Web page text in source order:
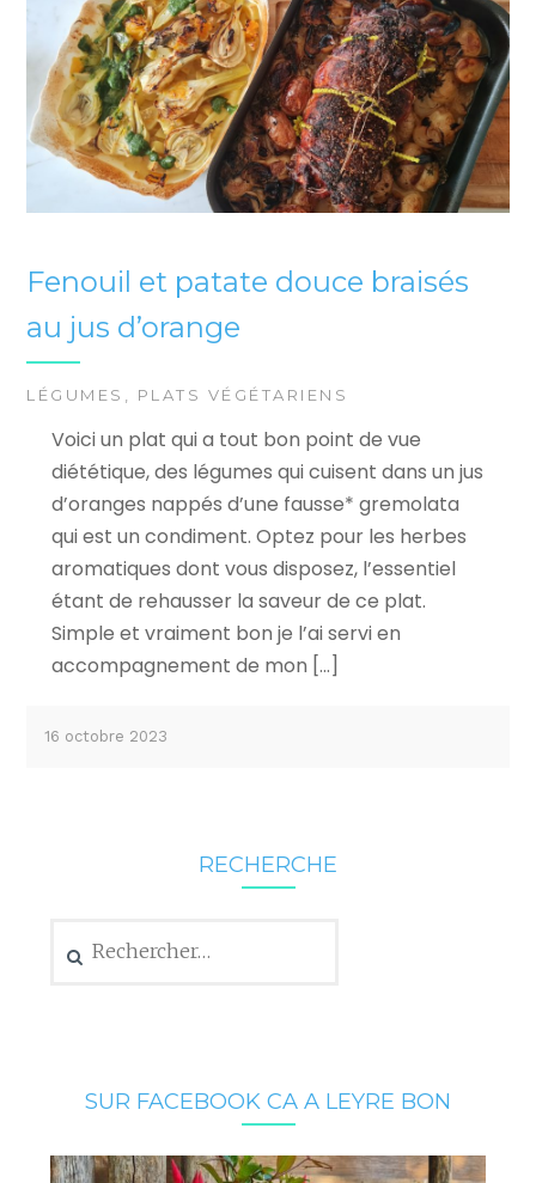
Fenouil et patate douce braisés
au jus d’orange
LÉGUMES , PLATS VÉGÉTARIENS
Voici un plat qui a tout bon point de vue
diététique, des légumes qui cuisent dans un jus
d’oranges nappés d’une fausse* gremolata
qui est un condiment. Optez pour les herbes
aromatiques dont vous disposez, l’essentiel
étant de rehausser la saveur de ce plat.
Simple et vraiment bon je l’ai servi en
accompagnement de mon […]
16 octobre 2023
RECHERCHE
SUR FACEBOOK CA A LEYRE BON